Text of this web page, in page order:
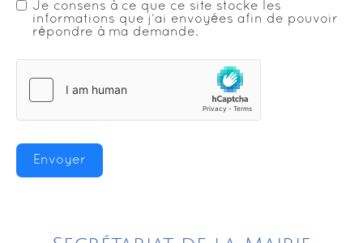
Je consens à ce que ce site stocke les
informations que j’ai envoyées afin de pouvoir
répondre à ma demande.
Envoyer